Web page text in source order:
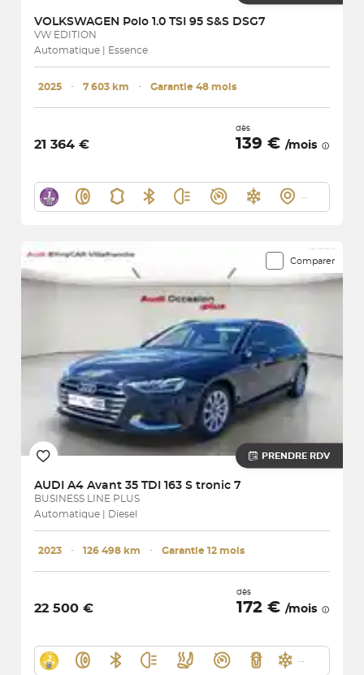
VOLKSWAGEN Polo 1.0 TSI 95 S&S DSG7
VW EDITION
Automatique | Essence
2025 ･ 7 603 km ･ Garantie 48 mois
21 364 €
dès
139 € /mois
Comparer
PRENDRE RDV
AUDI A4 Avant 35 TDI 163 S tronic 7
BUSINESS LINE PLUS
Automatique | Diesel
2023 ･ 126 498 km ･ Garantie 12 mois
22 500 €
dès
172 € /mois